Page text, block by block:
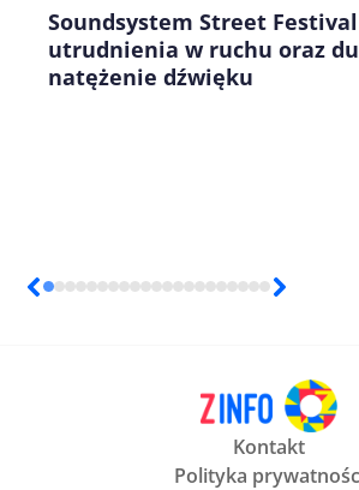
Soundsystem Street Festival
utrudnienia w ruchu oraz
natężenie dźwięku
Kontakt
Polityka